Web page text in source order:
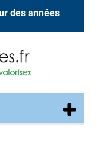
des années